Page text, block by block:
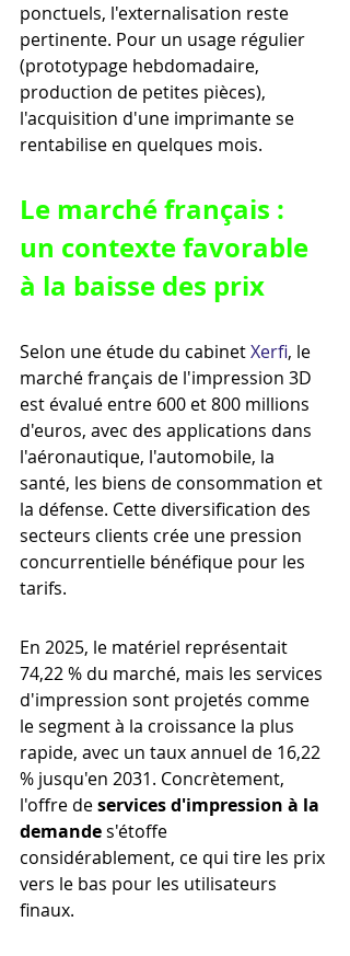
ponctuels, l'externalisation reste
pertinente. Pour un usage régulier
(prototypage hebdomadaire,
production de petites pièces),
l'acquisition d'une imprimante se
rentabilise en quelques mois.
Le marché français :
un contexte favorable
à la baisse des prix
Selon une étude du cabinet Xerfi, le
marché français de l'impression 3D
est évalué entre 600 et 800 millions
d'euros, avec des applications dans
l'aéronautique, l'automobile, la
santé, les biens de consommation et
la défense. Cette diversification des
secteurs clients crée une pression
concurrentielle bénéfique pour les
tarifs.
En 2025, le matériel représentait
74,22 % du marché, mais les services
d'impression sont projetés comme
le segment à la croissance la plus
rapide, avec un taux annuel de 16,22
% jusqu'en 2031. Concrètement,
l'offre de services d'impression à la
demande s'étoffe
considérablement, ce qui tire les prix
vers le bas pour les utilisateurs
finaux.